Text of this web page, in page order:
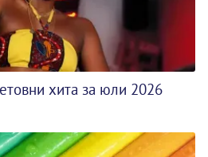
хита за юли 2026